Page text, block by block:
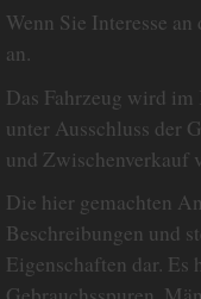
Wenn Sie Interesse
an.
Das Fahrzeug wird
unter Ausschluss der
und Zwischenverkauf
Die hier gemachten
Beschreibungen und
Eigenschaften dar. Es